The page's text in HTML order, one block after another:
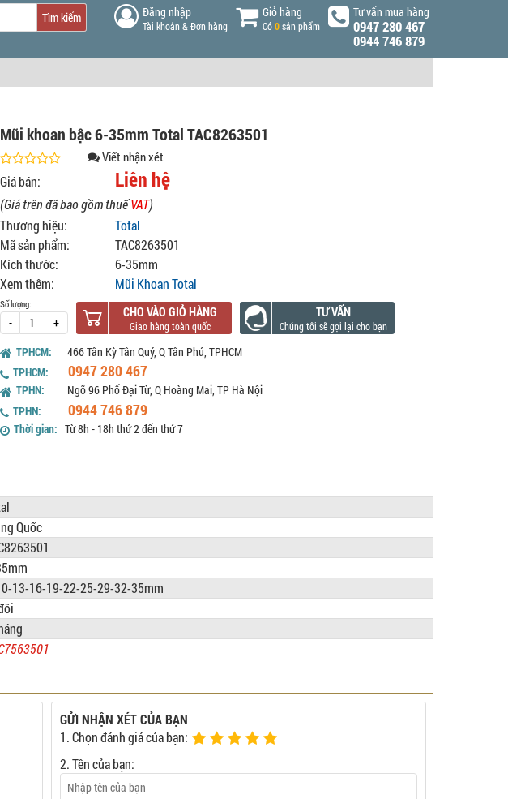
Tìm kiếm Đăng nhập
Tài khoản & Đơn hàng
Giỏ hàng
Có0sản phẩm
Tư vấn mua hàng
0947 280 467
0944 746 879
Mũi khoan bậc 6-35mm Total TAC8263501
Viết nhận xét
Giá bán: Liên hệ
(Giá trên đã bao gồm thuếVAT)
Thương hiệu:
Total
Mã sản phẩm:
TAC8263501
Kích thước:
6-35mm
Xem thêm:
Mũi Khoan Total
Số lượng:
- +
CHO VÀO GIỎ HÀNG TƯ VẤN
TPHCM:
466 Tân Kỳ Tân Quý, Q Tân Phú, TPHCM
TPHCM:
0947 280 467
TPHN:
Ngõ 96 Phố Đại Từ, Q Hoàng Mai, TP Hà Nội
TPHN:
0944 746 879
Thời gian: Từ 8h - 18h thứ 2 đến thứ 7
Quốc
13-16-19-22-25-29-32-35mm
GỬI NHẬN XÉT CỦA BẠN
1. Chọn đánh giá của bạn:
2. Tên của bạn: